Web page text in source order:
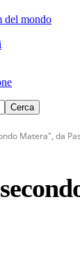
del mondo
Matera", da